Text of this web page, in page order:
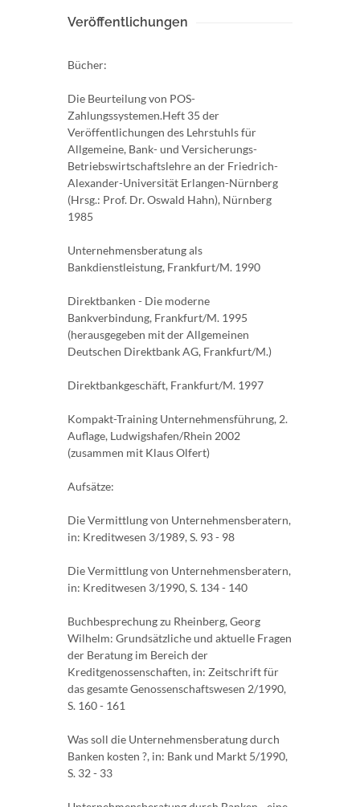
Veröffentlichungen
Bücher:
Die Beurteilung von POS-
Zahlungssystemen.Heft 35 der
Veröffentlichungen des Lehrstuhls für
Allgemeine, Bank- und Versicherungs-
Betriebswirtschaftslehre an der Friedrich-
Alexander-Universität Erlangen-Nürnberg
(Hrsg.: Prof. Dr. Oswald Hahn), Nürnberg
1985
Unternehmensberatung als
Bankdienstleistung, Frankfurt/M. 1990
Direktbanken - Die moderne
Bankverbindung, Frankfurt/M. 1995
(herausgegeben mit der Allgemeinen
Deutschen Direktbank AG, Frankfurt/M.)
Direktbankgeschäft, Frankfurt/M. 1997
Kompakt-Training Unternehmensführung, 2.
Auflage, Ludwigshafen/Rhein 2002
(zusammen mit Klaus Olfert)
Aufsätze:
Die Vermittlung von Unternehmensberatern,
in: Kreditwesen 3/1989, S. 93 - 98
Die Vermittlung von Unternehmensberatern,
in: Kreditwesen 3/1990, S. 134 - 140
Buchbesprechung zu Rheinberg, Georg
Wilhelm: Grundsätzliche und aktuelle Fragen
der Beratung im Bereich der
Kreditgenossenschaften, in: Zeitschrift für
das gesamte Genossenschaftswesen 2/1990,
S. 160 - 161
Was soll die Unternehmensberatung durch
Banken kosten ?, in: Bank und Markt 5/1990,
S. 32 - 33